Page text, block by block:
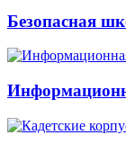
Безопасная